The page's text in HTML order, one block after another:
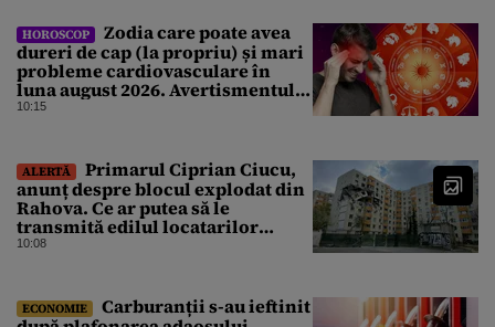
HOROSCOP
Zodia care poate avea
dureri de cap (la propriu) și mari
probleme cardiovasculare în
luna august 2026. Avertismentul
experților în astrologie
10:15
ALERTĂ
Primarul Ciprian Ciucu,
anunț despre blocul explodat din
Rahova. Ce ar putea să le
transmită edilul locatarilor
rămași pe drumuri
10:08
ECONOMIE
Carburanții s-au ieftinit